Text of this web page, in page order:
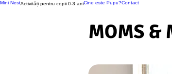
Mini NestActivități pentru copii 0-3 aniCine este Pupu?Contact
MOMS &